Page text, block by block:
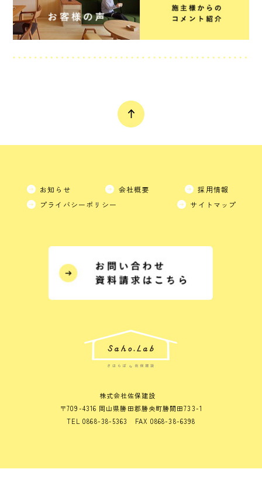
お知らせ 会社概要
採用情報
プライバシーポリシー
サイトマップ
株式会社佐保建設
〒709-4316 岡山県勝田郡勝央町勝間田733-1
TEL 0868-38-5363 FAX 0868-38-6398